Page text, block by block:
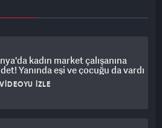
kadın market çalışanına
Yanında eşi ve çocuğu da vardı
VIDEOYU İZLE